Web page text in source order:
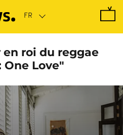
roi du reggae
One Love"